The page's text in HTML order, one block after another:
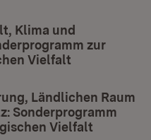
Klima und
zur
Vielfalt
Ländlichen Raum
Sonderprogramm
Vielfalt